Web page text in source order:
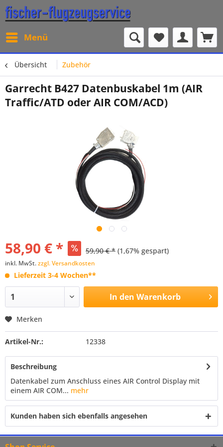
Menü
Übersicht Zubehör
Garrecht B427 Datenbuskabel 1m (AIR
Traffic/ATD oder AIR COM/ACD)
58,90 € * 59,90 € * (1,67% gespart)
inkl. MwSt.zzgl. Versandkosten
Lieferzeit 3-4 Wochen**
In den Warenkorb
Merken
Artikel-Nr.: 12338
Beschreibung
Datenkabel zum Anschluss eines AIR Control Display mit
einem AIR COM... mehr
Kunden haben sich ebenfalls angesehen